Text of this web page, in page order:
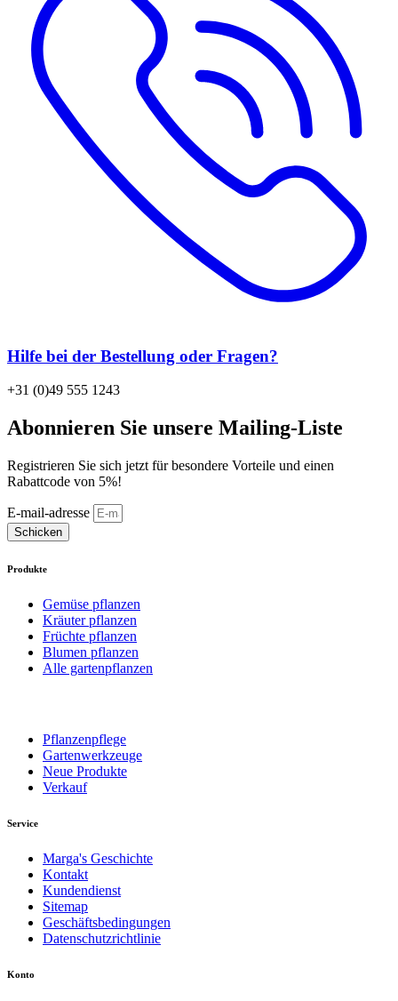
Hilfe bei der Bestellung oder Fragen?
+31 (0)49 555 1243
Abonnieren Sie unsere Mailing-Liste
Registrieren Sie sich jetzt für besondere Vorteile und einen
Rabattcode von 5%!
E-mail-adresse
Schicken
Produkte
Gemüse pflanzen
Kräuter pflanzen
Früchte pflanzen
Blumen pflanzen
Alle gartenpflanzen
Pflanzenpflege
Gartenwerkzeuge
Neue Produkte
Verkauf
Service
Marga's Geschichte
Kontakt
Kundendienst
Sitemap
Geschäftsbedingungen
Datenschutzrichtlinie
Konto